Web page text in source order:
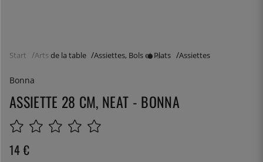
Start Arts de la table Assiettes, Bols et Plats Assiettes
Bonna
ASSIETTE 28 CM, NEAT - BONNA
14 €